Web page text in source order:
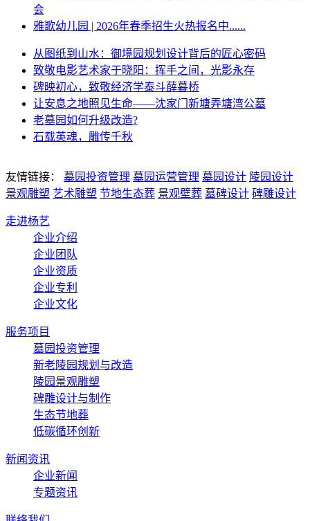
会
雅歌幼儿园 | 2026年春季招生火热报名中......
从图纸到山水：御境园规划设计背后的匠心密码
致敬电影艺术家于晓阳：挥手之间，光影永存
碑映初心，致敬经济学泰斗薛暮桥
让安息之地照见生命——沈家门新塘弄塘湾公墓
老墓园如何升级改造?
石载英魂，雕传千秋
友情链接： 墓园投资管理 墓园运营管理 墓园设计 陵园设计
景观雕塑 艺术雕塑 节地生态葬 景观壁葬 墓碑设计 碑雕设计
走进杨艺
企业介绍
企业团队
企业资质
企业专利
企业文化
服务项目
墓园投资管理
新老陵园规划与改造
陵园景观雕塑
碑雕设计与制作
生态节地葬
低碳循环创新
新闻资讯
企业新闻
专题资讯